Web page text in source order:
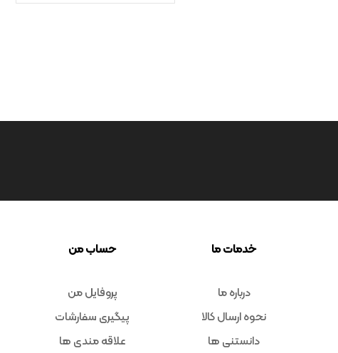
خدمات ما
درباره ما
نحوه ارسال کالا
دانستنی ها
حساب من
پروفایل من
پیگیری سفارشات
علاقه مندی ها